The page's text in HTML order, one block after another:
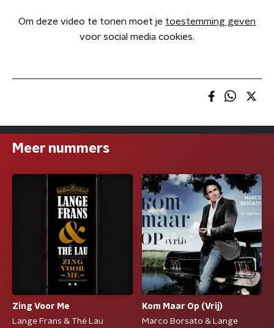
Om deze video te tonen moet je toestemming geven
voor social media cookies.
Meer nummers
Zing Voor Me
Lange Frans & Thé Lau
Kom Maar Op (Vrij)
Marco Borsato & Lange